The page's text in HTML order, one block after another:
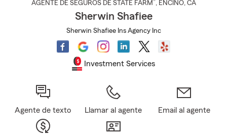
AGENTE DE SEGUROS DE STATE FARM , ENCINO, CA
Sherwin Shafiee
Sherwin Shafiee Ins Agency Inc
Investment Services
Agente de texto Llamar al agente Email al agente